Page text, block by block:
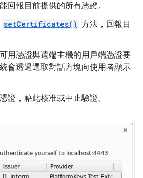
回報目前提供的所有憑證。
setCertificates() 方法，回報目
用憑證與遠端主機的用戶端憑證要
會透過選取對話方塊向使用者顯示
證，藉此核准或中止驗證。